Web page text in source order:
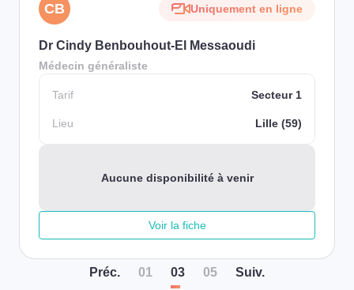
CB Uniquement en ligne
Dr Cindy Benbouhout-El Messaoudi
Médecin généraliste
Tarif Secteur 1
Lieu Lille (59)
Aucune disponibilité à venir
Voir la fiche
Préc. 01 03 05 Suiv.